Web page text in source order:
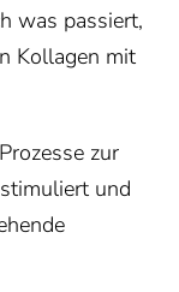
was passiert,
Kollagen mit
zur
und